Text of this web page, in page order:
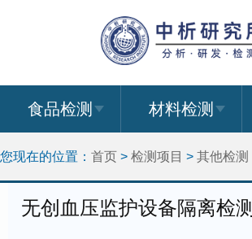
食品检测 材料检测
您现在的位置： 首页 > 检测项目 > 其他检测
无创血压监护设备隔离检测